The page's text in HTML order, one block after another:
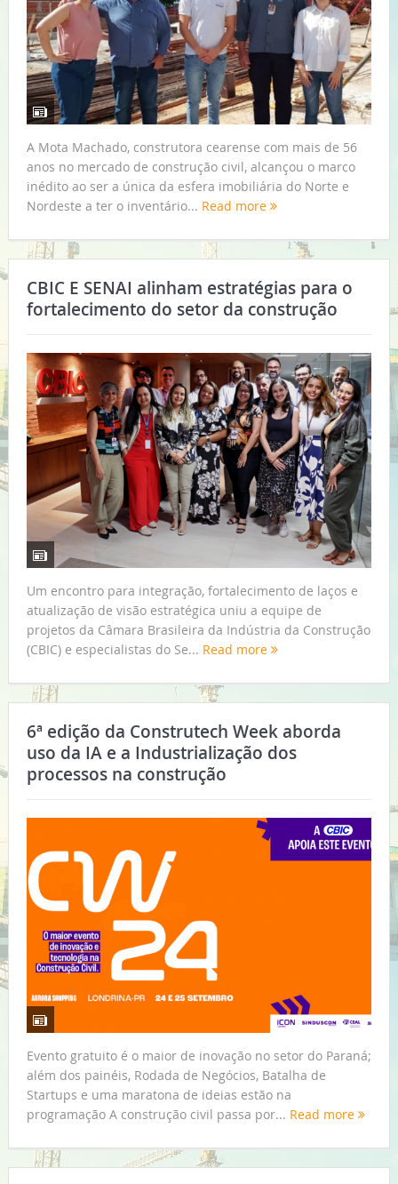
A Mota Machado, construtora cearense com mais de 56
anos no mercado de construção civil, alcançou o marco
inédito ao ser a única da esfera imobiliária do Norte e
Nordeste a ter o inventário... Read more
CBIC E SENAI alinham estratégias para o
fortalecimento do setor da construção
Um encontro para integração, fortalecimento de laços e
atualização de visão estratégica uniu a equipe de
projetos da Câmara Brasileira da Indústria da Construção
(CBIC) e especialistas do Se... Read more
6ª edição da Construtech Week aborda
uso da IA e a Industrialização dos
processos na construção
Evento gratuito é o maior de inovação no setor do Paraná;
além dos painéis, Rodada de Negócios, Batalha de
Startups e uma maratona de ideias estão na
programação A construção civil passa por... Read more